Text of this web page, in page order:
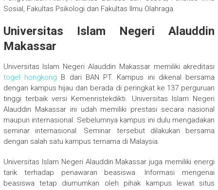
Sosial, Fakultas Psikologi dan Fakultas Ilmu Olahraga.
Universitas Islam Negeri Alauddin
Makassar
Universitas Islam Negeri Alauddin Makassar memiliki akreditasi
togel hongkong B dari BAN PT. Kampus ini dikenal bersama
dengan kampus hijau dan berada di peringkat ke 137 perguruan
tinggi terbaik versi Kemenristekdikti. Universitas Islam Negeri
Alauddin Makassar ini udah memiliki prestasi secara nasional
maupun internasional. Sebelumnya kampus ini dulu mengadakan
seminar internasional. Seminar tersebut dilakukan bersama
dengan salah satu kampus ternama di Malaysia.
Universitas Islam Negeri Alauddin Makassar juga memiliki energi
tarik terhadap penawaran beasiswa. Informasi mengenai
beasiswa tetap diumumkan oleh pihak kampus lewat situs